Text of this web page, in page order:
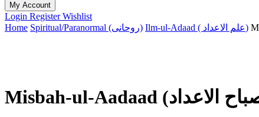
My Account
Login RegisterWishlist
Home
Spiritual/Paranormal (روحانی) Ilm-ul-Adaad ( علم الاعداد)